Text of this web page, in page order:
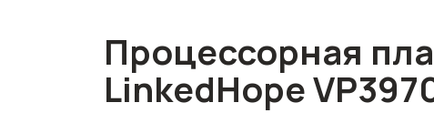
Процессорная
LinkedHope